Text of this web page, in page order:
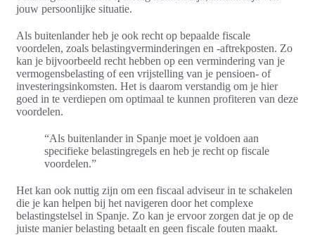
jouw persoonlijke situatie.
Als buitenlander heb je ook recht op bepaalde fiscale
voordelen, zoals belastingverminderingen en -aftrekposten. Zo
kan je bijvoorbeeld recht hebben op een vermindering van je
vermogensbelasting of een vrijstelling van je pensioen- of
investeringsinkomsten. Het is daarom verstandig om je hier
goed in te verdiepen om optimaal te kunnen profiteren van deze
voordelen.
“Als buitenlander in Spanje moet je voldoen aan
specifieke belastingregels en heb je recht op fiscale
voordelen.”
Het kan ook nuttig zijn om een fiscaal adviseur in te schakelen
die je kan helpen bij het navigeren door het complexe
belastingstelsel in Spanje. Zo kan je ervoor zorgen dat je op de
juiste manier belasting betaalt en geen fiscale fouten maakt.